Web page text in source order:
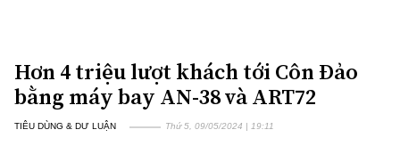
Hơn 4 triệu lượt khách tới Côn Đảo
bằng máy bay AN-38 và ART72
TIÊU DÙNG & DƯ LUẬN Thứ 5, 09/05/2024 | 19:11